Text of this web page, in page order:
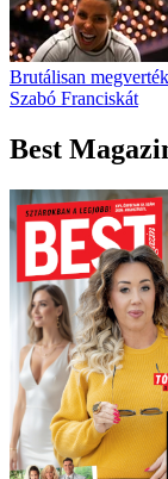
Brutálisan
Szabó Franciskát
Best